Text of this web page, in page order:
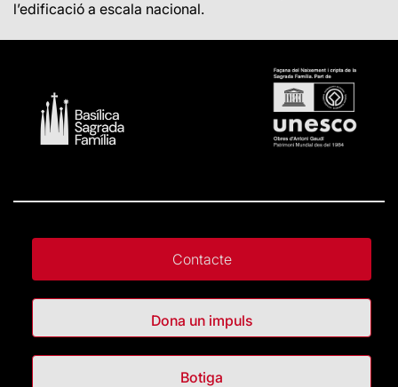
l’edificació a escala nacional.
Contacte
Dona un impuls
Botiga